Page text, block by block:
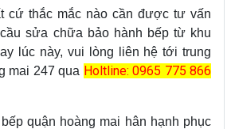
cứ thắc mắc nào cần được tư vấn
sửa chữa bảo hành bếp từ khu
lúc này, vui lòng liên hệ tới trung
mai 247 qua Holtline: 0965 775 866
quận hoàng mai hân hạnh phục